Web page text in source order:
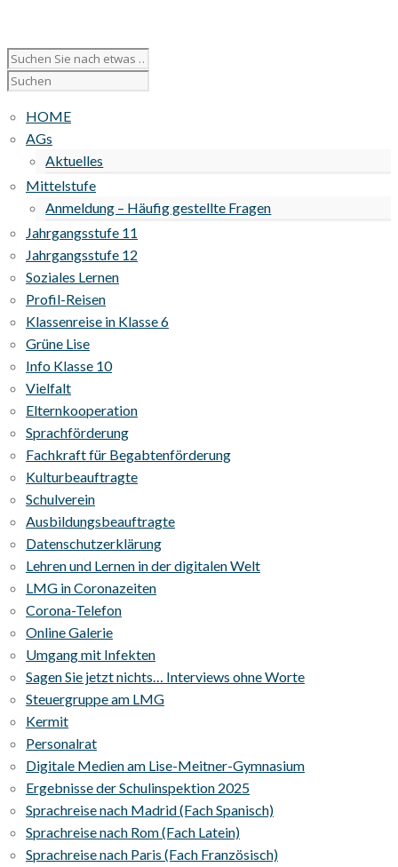
HOME
AGs
Aktuelles
Mittelstufe
Anmeldung – Häufig gestellte Fragen
Jahrgangsstufe 11
Jahrgangsstufe 12
Soziales Lernen
Profil-Reisen
Klassenreise in Klasse 6
Grüne Lise
Info Klasse 10
Vielfalt
Elternkooperation
Sprachförderung
Fachkraft für Begabtenförderung
Kulturbeauftragte
Schulverein
Ausbildungsbeauftragte
Datenschutzerklärung
Lehren und Lernen in der digitalen Welt
LMG in Coronazeiten
Corona-Telefon
Online Galerie
Umgang mit Infekten
Sagen Sie jetzt nichts… Interviews ohne Worte
Steuergruppe am LMG
Kermit
Personalrat
Digitale Medien am Lise-Meitner-Gymnasium
Ergebnisse der Schulinspektion 2025
Sprachreise nach Madrid (Fach Spanisch)
Sprachreise nach Rom (Fach Latein)
Sprachreise nach Paris (Fach Französisch)